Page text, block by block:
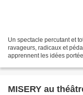
Un spectacle percutant et
ravageurs, radicaux et
apprennent les idées
MISERY au